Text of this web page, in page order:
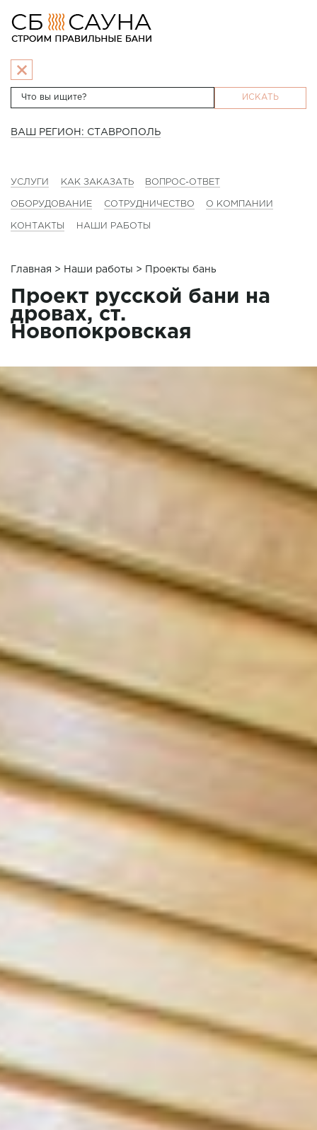
ИСКАТЬ
ВАШ РЕГИОН: СТАВРОПОЛЬ
УСЛУГИ КАК ЗАКАЗАТЬ ВОПРОС-ОТВЕТ
ОБОРУДОВАНИЕ СОТРУДНИЧЕСТВО О КОМПАНИИ
КОНТАКТЫ НАШИ РАБОТЫ
Главная > Наши работы > Проекты бань
Проект русской бани на
дровах, ст.
Новопокровская